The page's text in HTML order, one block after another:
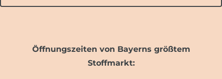
Öffnungszeiten von Bayerns größtem
Stoffmarkt: